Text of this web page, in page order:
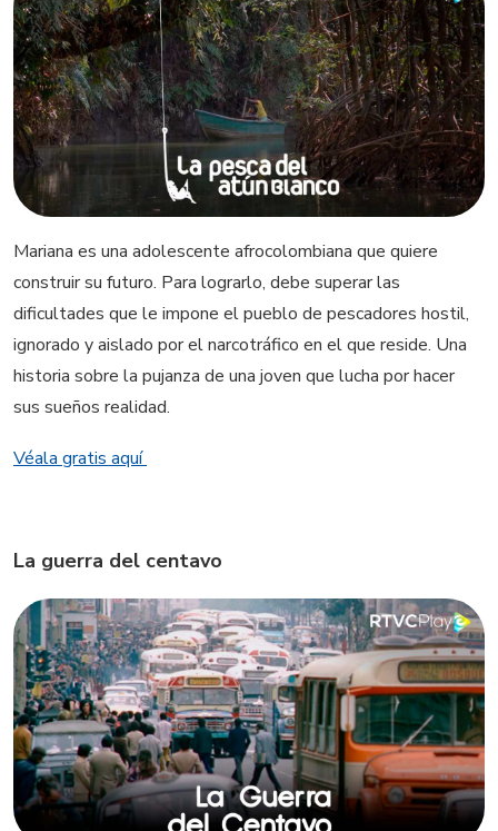
Mariana es una adolescente afrocolombiana que quiere
construir su futuro. Para lograrlo, debe superar las
dificultades que le impone el pueblo de pescadores hostil,
ignorado y aislado por el narcotráfico en el que reside. Una
historia sobre la pujanza de una joven que lucha por hacer
sus sueños realidad.
Véala gratis aquí
La guerra del centavo